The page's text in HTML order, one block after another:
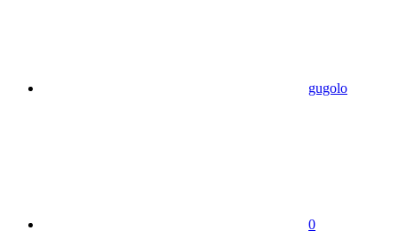
gugolo
0